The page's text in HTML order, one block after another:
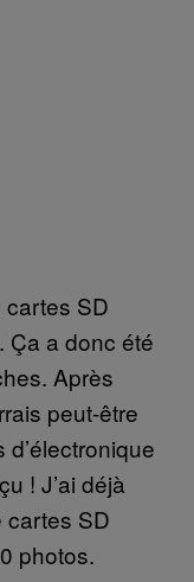
SD
Ça a donc été
Après
peut-être
! J’ai déjà
cartes SD
photos.